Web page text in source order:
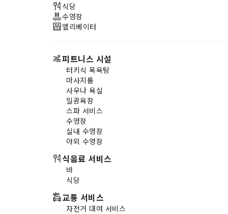
에는 투숙객을 위한 신나는 레크리에
이션 서비스가 준비되어 있습니다.최
고의 휴식을 위해 스파 시설을 방문
요.투숙 기간 동안 꼭 한번은 숙소 수
영장을 이용해 보세요.
식당
수영장
엘리베이터
피트니스 시설
터키식 목욕탕
마사지룸
사우나 욕실
일광욕장
스파 서비스
수영장
실내 수영장
야외 수영장
식음료 서비스
바
식당
교통 서비스
자전거 대여 서비스